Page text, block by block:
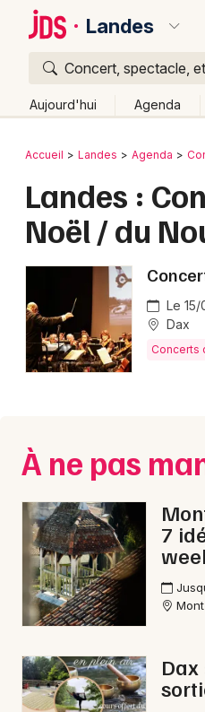
Landes
Concert, spectacle,
Aujourd'hui Agenda
Publier un
Grands événements
Activité & Expérience
Manifestations
Concerts
Sports
Soirées
Sorties famille
Expos
Sorties & loisirs
Bordeaux
Colmar
Lille
Lyon
Marseille
Mulhouse
Nantes
Paris
Strasbourg
Toulouse
Toutes les villes
Retour
Accueil Landes Agenda
Landes :
Noël / du
Le 15/
Dax
Concerts
À ne pas
7
Dax
Quoi ?
Où ?
Changer de lieu
Quand ?
Aujourd'hui
Demain